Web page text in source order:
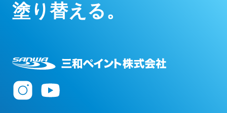
塗り替え る。